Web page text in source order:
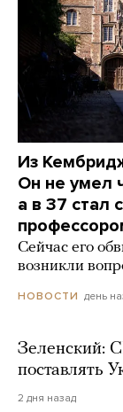
Из
Он не умел
а в 37
Сейчас его
возникли
НОВОСТИ день
Зеленский:
поставлять
2 дня назад